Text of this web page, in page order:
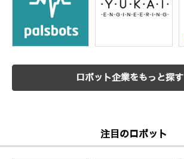
ロボット企業をもっと探す
注目のロボット